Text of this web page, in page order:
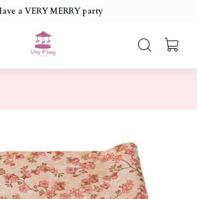
Have a VERY MERRY party